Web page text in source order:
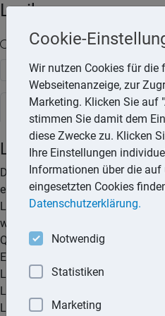
Lexika
Volltext-Suche in den Lexika
Steuerlexikon
Lohnsteuer
Die Lohnsteuer ist keine
eine besondere Erhebungsform
Lohnsteuer ist eine sogenannte
welche nicht vom Steuerzahler
Quelle (z.B. dem Arbeitgeber)
Entstehung, einbehalten wird.
Lohnsteuer direkt ans
Lohnsteuer berechnet wird, wie
Lohnsteueranmeldung
Cookie-
Wir nutzen Cookies für die
Webseitenanzeige, zur
Marketing. Klicken Sie auf
stimmen Sie damit dem
diese Zwecke zu. Klicken
Ihre Einstellungen
Informationen über die auf
eingesetzten Cookies
Datenschutzerklärung.
Notwendig
Statistiken
Marketing